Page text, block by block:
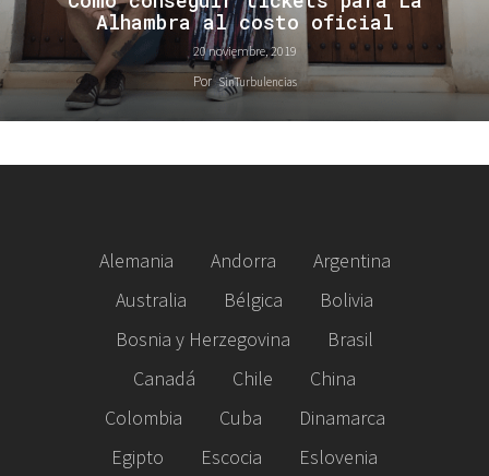
Alhambra al costo oficial
20 noviembre, 2019
Por SinTurbulencias
Alemania Andorra
Argentina
Australia
Bélgica
Bolivia
Bosnia y Herzegovina
Brasil
Canadá
Chile
China
Colombia
Cuba
Dinamarca
Egipto
Escocia
Eslovenia